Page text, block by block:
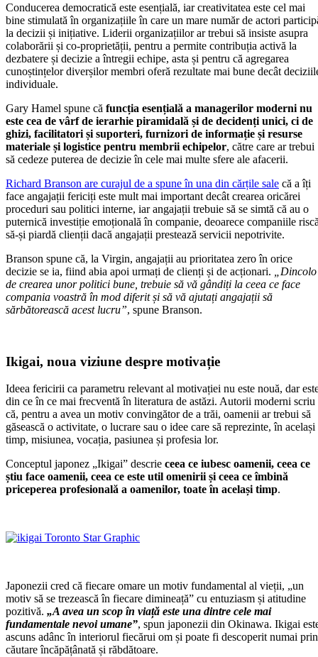
Conducerea democratică este esențială, iar creativitatea este cel mai
bine stimulată în organizațiile în care un mare număr de actori
la decizii și inițiative. Liderii organizațiilor ar trebui să insiste asupra
colaborării și co-proprietății, pentru a permite contribuția activă la
dezbatere și decizie a întregii echipe, asta și pentru că agregarea
cunoștințelor diverșilor membri oferă rezultate mai bune decât
individuale.
Gary Hamel spune că funcția esențială a managerilor moderni nu
este cea de vârf de ierarhie piramidală și de decidenți unici, ci de
ghizi, facilitatori și suporteri, furnizori de informație și resurse
materiale și logistice pentru membrii echipelor, către care ar trebui
să cedeze puterea de decizie în cele mai multe sfere ale afacerii.
Richard Branson are curajul de a spune în una din cărțile sale că a îți
face angajații fericiți este mult mai important decât crearea oricărei
proceduri sau politici interne, iar angajații trebuie să se simtă că au o
puternică investiție emoțională în companie, deoarece companiile
să-și piardă clienții dacă angajații prestează servicii nepotrivite.
Branson spune că, la Virgin, angajații au prioritatea zero în orice
decizie se ia, fiind abia apoi urmați de clienți și de acționari.
„Dincolo
de crearea unor politici bune, trebuie să vă gândiți la ceea ce face
compania voastră în mod diferit și să vă ajutați angajații să
sărbătorească acest lucru”, spune Branson.
Ikigai, noua viziune despre motivație
Ideea fericirii ca parametru relevant al motivației nu este nouă, dar
din ce în ce mai frecventă în literatura de astăzi. Autorii moderni scriu
că, pentru a avea un motiv convingător de a trăi, oamenii ar trebui să
găsească o activitate, o lucrare sau o idee care să reprezinte, în același
timp, misiunea, vocația, pasiunea și profesia lor.
Conceptul japonez „Ikigai” descrie ceea ce iubesc oamenii, ceea ce
știu face oamenii, ceea ce este util omenirii și ceea ce îmbină
priceperea profesională a oamenilor, toate în același timp.
Japonezii cred că fiecare omare un motiv fundamental al vieții, „un
motiv să se trezească în fiecare dimineață” cu entuziasm și atitudine
pozitivă. „A avea un scop în viață este una dintre cele mai
fundamentale nevoi umane”, spun japonezii din Okinawa. Ikigai
ascuns adânc în interiorul fiecărui om și poate fi descoperit numai prin
căutare încăpățânată și răbdătoare.